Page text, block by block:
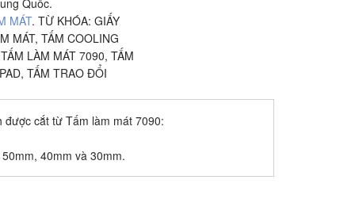
Quốc.
MÁT. TỪ KHÓA:GIẤY
MÁT,TẤM COOLING
TẤM LÀM MÁT 7090,TẤM
,TẤM TRAO ĐỔI
cắt từ Tấm làm mát 7090:
40mm và 30mm.